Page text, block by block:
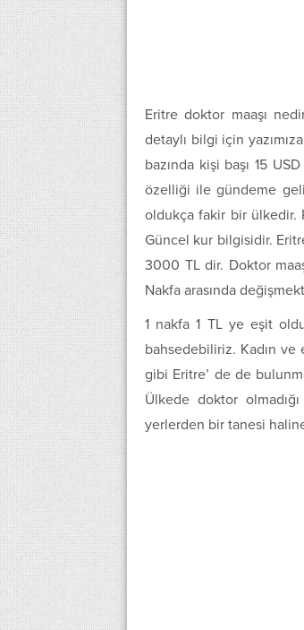
Eritre doktor maaşı
detaylı bilgi için
bazında kişi başı 15
özelliği ile gündeme
oldukça fakir bir ülkedir.
Güncel kur bilgisidir.
3000 TL dir. Doktor
Nakfa arasında
1 nakfa 1 TL ye eşit
bahsedebiliriz. Kadın ve
gibi Eritre’ de de
Ülkede doktor
yerlerden bir tanesi